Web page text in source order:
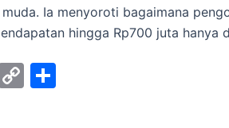
Ia menyoroti bagaimana
hingga Rp700 juta hanya
C